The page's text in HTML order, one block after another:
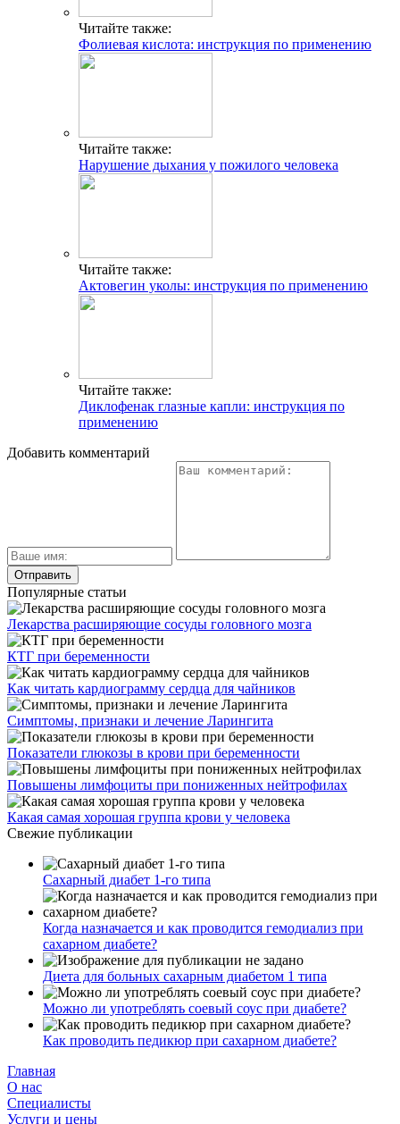
Читайте также:
Фолиевая кислота: инструкция по применению
Читайте также:
Нарушение дыхания у пожилого человека
Читайте также:
Актовегин уколы: инструкция по применению
Читайте также:
Диклофенак глазные капли: инструкция по
применению
Добавить комментарий
Популярные статьи
Лекарства расширяющие сосуды головного мозга
КТГ при беременности
Как читать кардиограмму сердца для чайников
Симптомы, признаки и лечение Ларингита
Показатели глюкозы в крови при беременности
Повышены лимфоциты при пониженных нейтрофилах
Какая самая хорошая группа крови у человека
Свежие публикации
Сахарный диабет 1-го типа
Когда назначается и как проводится гемодиализ при
сахарном диабете?
Диета для больных сахарным диабетом 1 типа
Можно ли употреблять соевый соус при диабете?
Как проводить педикюр при сахарном диабете?
Главная
О нас
Cпециалисты
Услуги и цены